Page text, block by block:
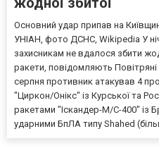
Основний удар припав на
УНІАН, фото ДСНС, Wikipedia У
захисникам не вдалося збити
ракети, повідомляють
серпня противник атакував 4
"Циркон/Онікс" із Курської та
ракетами "Іскандер-М/С-400" із
ударними БпЛА типу Shahed